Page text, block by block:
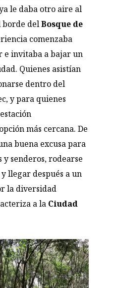
le daba otro aire al
borde delBosque de
comenzaba
e invitaba a bajar un
Quienes asistían
dentro del
y para quienes
más cercana. De
buena excusa para
senderos, rodearse
llegar después a un
la diversidad
a la Ciudad